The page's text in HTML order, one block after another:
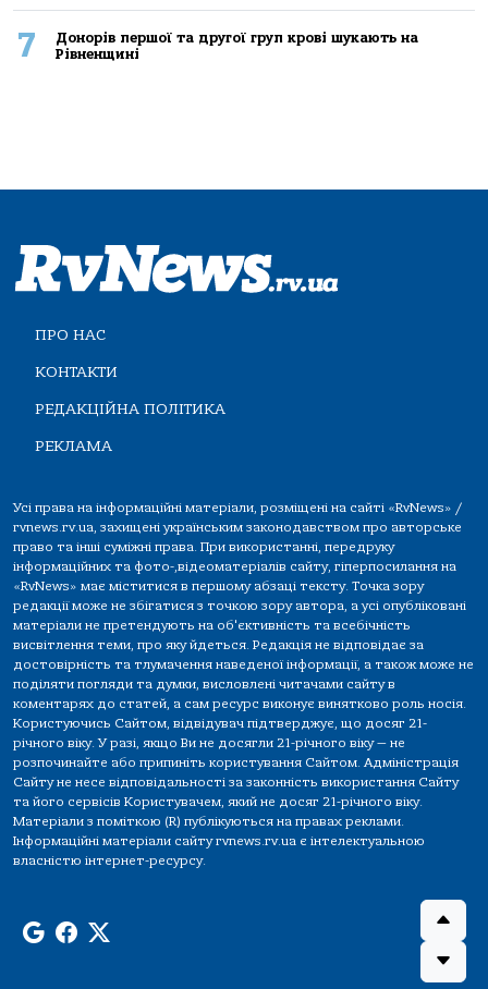
7
Донорів першої та другої груп крові шукають на
Рівненщині
ПРО НАС
КОНТАКТИ
РЕДАКЦІЙНА ПОЛІТИКА
РЕКЛАМА
Усі права на інформаційні матеріали, розміщені на сайті «RvNews» /
rvnews.rv.ua, захищені українським законодавством про авторське
право та інші суміжні права. При використанні, передруку
інформаційних та фото-,відеоматеріалів сайту, гіперпосилання на
«RvNews» має міститися в першому абзаці тексту. Точка зору
редакції може не збігатися з точкою зору автора, а усі опубліковані
матеріали не претендують на об'єктивність та всебічність
висвітлення теми, про яку йдеться. Редакція не відповідає за
достовірність та тлумачення наведеної інформації, а також може не
поділяти погляди та думки, висловлені читачами сайту в
коментарях до статей, а сам ресурс виконує винятково роль носія.
Користуючись Сайтом, відвідувач підтверджує, що досяг 21-
річного віку. У разі, якщо Ви не досягли 21-річного віку — не
розпочинайте або припиніть користування Сайтом. Адміністрація
Сайту не несе відповідальності за законність використання Сайту
та його сервісів Користувачем, який не досяг 21-річного віку.
Матеріали з поміткою (R) публікуються на правах реклами.
Інформаційні матеріали сайту rvnews.rv.ua є інтелектуальною
власністю інтернет-ресурсу.